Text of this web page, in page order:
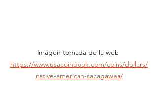
Imágen tomada de la web
https://www.usacoinbook.com/coins/dollars/
native-american-sacagawea/